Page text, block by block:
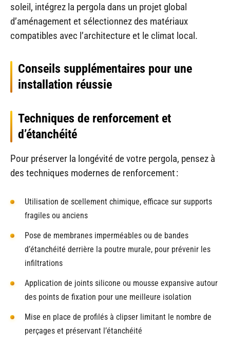
soleil, intégrez la pergola dans un projet global
d’aménagement et sélectionnez des matériaux
compatibles avec l’architecture et le climat local.
Conseils supplémentaires pour une
installation réussie
Techniques de renforcement et
d’étanchéité
Pour préserver la longévité de votre pergola, pensez à
des techniques modernes de renforcement :
Utilisation de scellement chimique, efficace sur supports
fragiles ou anciens
Pose de membranes imperméables ou de bandes
d’étanchéité derrière la poutre murale, pour prévenir les
infiltrations
Application de joints silicone ou mousse expansive autour
des points de fixation pour une meilleure isolation
Mise en place de profilés à clipser limitant le nombre de
perçages et préservant l’étanchéité